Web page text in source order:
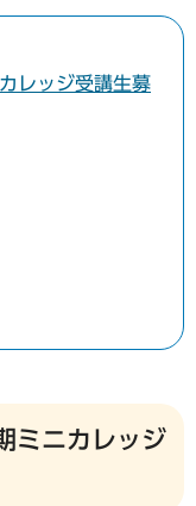
レッジ受講生募
ミニカレッジ